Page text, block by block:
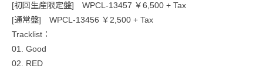
[初回生産限定盤] WPCL-13457 ￥6,500 + Tax
[通常盤] WPCL-13456 ￥2,500 + Tax
Tracklist：
01. Good
02. RED